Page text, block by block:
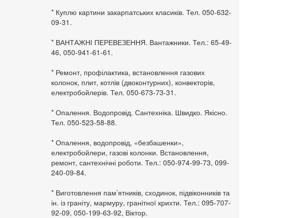
* Куплю картини закарпатських класиків. Тел. 050-632-
09-31.
* ВАНТАЖНІ ПЕРЕВЕЗЕННЯ. Вантажники. Тел.: 65-49-
46, 050-941-61-61.
* Ремонт, профілактика, встановлення газових
колонок, плит, котлів (двоконтурних), конвекторів,
електробойлерів. Тел. 050-673-73-31.
* Опалення. Водопровід. Сантехніка. Швидко. Якісно.
Тел. 050-523-58-88.
* Опалення, водопровід, «безбашенки»,
електробойлери, газові колонки. Встановлення,
ремонт, сантехнічні роботи. Тел.: 050-974-99-73, 099-
240-09-84.
* Виготовлення пам’ятників, сходинок, підвіконників та
ін. із граніту, мармуру, гранітної крихти. Тел.: 095-707-
92-09, 050-199-63-92, Віктор.